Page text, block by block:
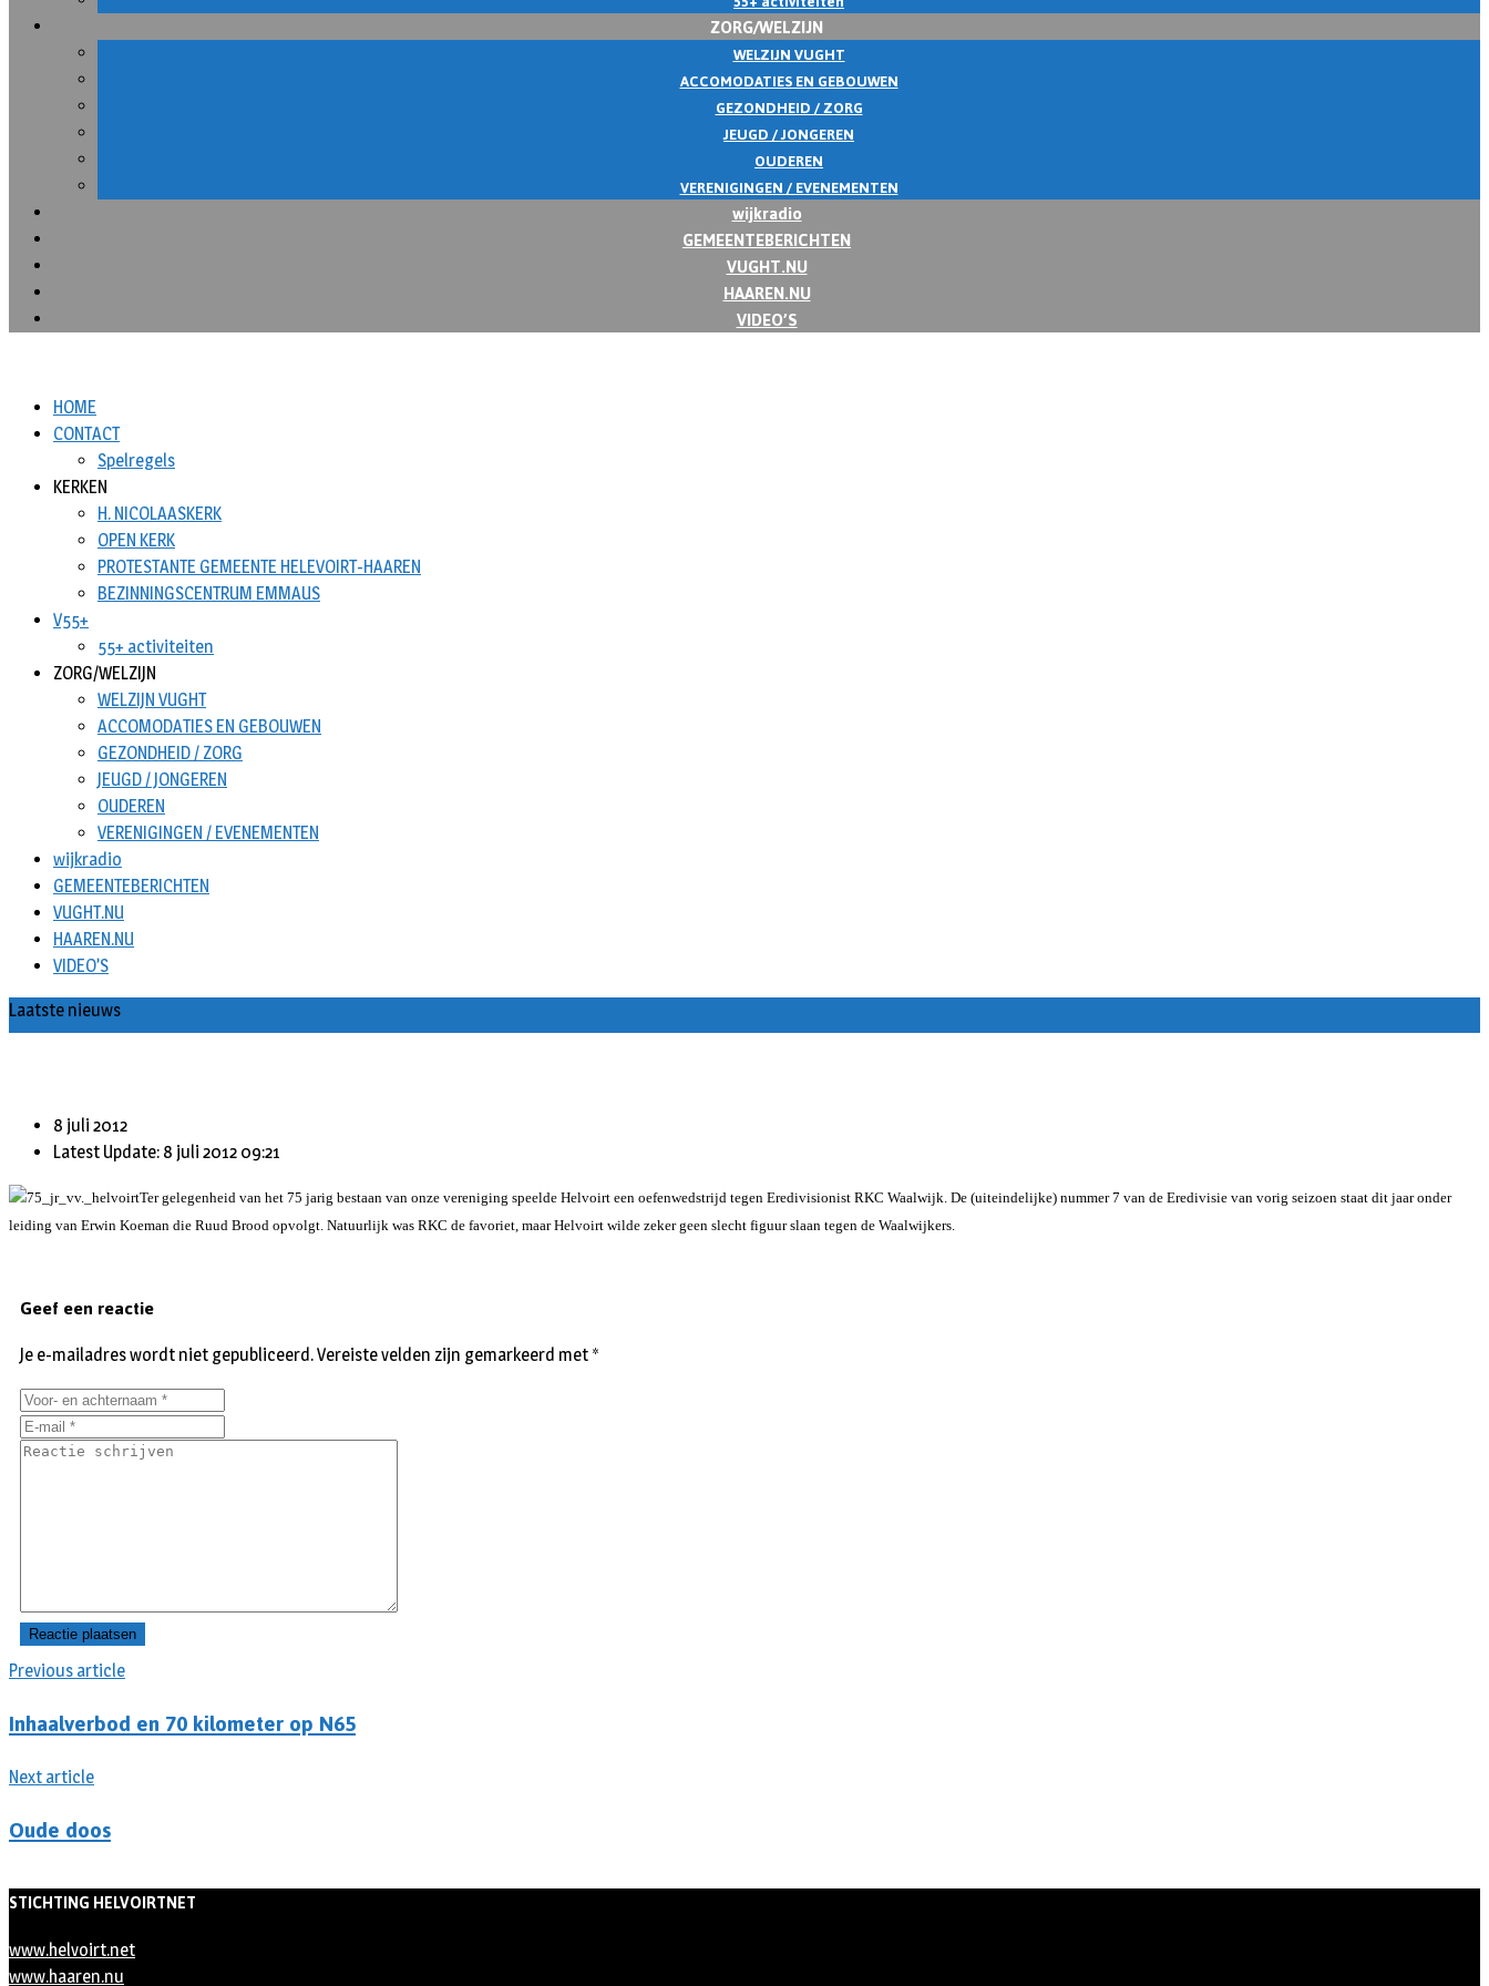
ZORG/WELZIJN
WELZIJN VUGHT
ACCOMODATIES EN GEBOUWEN
GEZONDHEID / ZORG
JEUGD / JONGEREN
OUDEREN
VERENIGINGEN / EVENEMENTEN
wijkradio
GEMEENTEBERICHTEN
VUGHT.NU
HAAREN.NU
VIDEO’S
HOME
CONTACT
Spelregels
KERKEN
H. NICOLAASKERK
OPEN KERK
PROTESTANTE GEMEENTE HELEVOIRT-HAAREN
BEZINNINGSCENTRUM EMMAUS
V55+
55+ activiteiten
ZORG/WELZIJN
WELZIJN VUGHT
ACCOMODATIES EN GEBOUWEN
GEZONDHEID / ZORG
JEUGD / JONGEREN
OUDEREN
VERENIGINGEN / EVENEMENTEN
wijkradio
GEMEENTEBERICHTEN
VUGHT.NU
HAAREN.NU
VIDEO’S
Laatste nieuws
8 juli 2012
Latest Update: 8 juli 2012 09:21
Ter gelegenheid van het 75 jarig bestaan van onze vereniging speelde Helvoirt een oefenwedstrijd tegen Eredivisionist RKC Waalwijk. De (uiteindelijke) nummer 7 van de Eredivisie van vorig seizoen staat dit jaar onder
leiding van Erwin Koeman die Ruud Brood opvolgt. Natuurlijk was RKC de favoriet, maar Helvoirt wilde zeker geen slecht figuur slaan tegen de Waalwijkers.
Previous article
Inhaalverbod en 70 kilometer op N65
Next article
Oude doos
Geef een reactie
Je e-mailadres wordt niet gepubliceerd.Vereiste velden zijn gemarkeerd met *
STICHTING HELVOIRTNET
www.helvoirt.net
www.haaren.nu